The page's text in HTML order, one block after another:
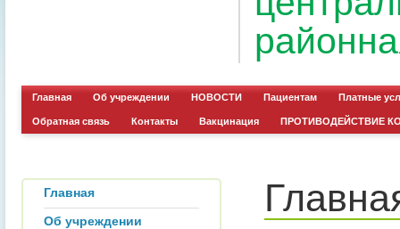
Главная Об учреждении НОВОСТИ Пациентам Платные
Обратная связь Контакты Вакцинация ПРОТИВОДЕЙСТВИЕ
Главная
Об учреждении